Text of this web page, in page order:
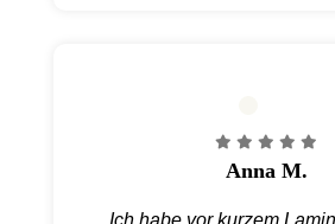
Anna M.
Ich habe vor kurzem